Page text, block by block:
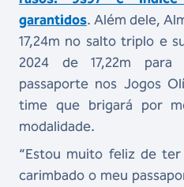
garantidos. Além dele,
17,24m no salto triplo e
2024 de 17,22m para
passaporte nos Jogos
time que brigará por
modalidade.
“Estou muito feliz de
carimbado o meu